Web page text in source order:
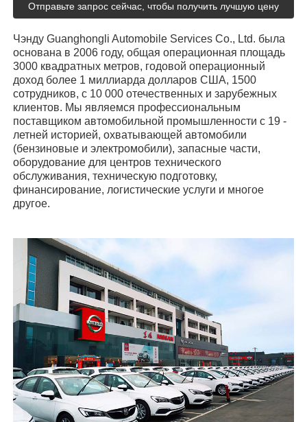
Отправьте запрос сейчас, чтобы получить лучшую цену
Чэнду Guanghongli Automobile Services Co., Ltd. была
основана в 2006 году, общая операционная площадь
3000 квадратных метров, годовой операционный
доход более 1 миллиарда долларов США, 1500
сотрудников, с 10 000 отечественных и зарубежных
клиентов. Мы являемся профессиональным
поставщиком автомобильной промышленности с 19 -
летней историей, охватывающей автомобили
(бензиновые и электромобили), запасные части,
оборудование для центров технического
обслуживания, техническую подготовку,
финансирование, логистические услуги и многое
другое.